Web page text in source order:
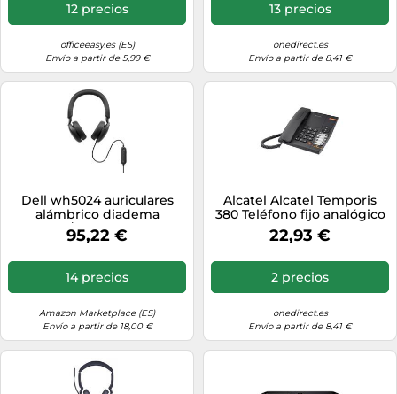
12 precios
officeeasy.es (ES)
Envío a partir de 5,99 €
13 precios
onedirect.es
Envío a partir de 8,41 €
Dell wh5024 auriculares
alámbrico diadema
llamadas/música usb tipo c
95,22 €
14 precios
Amazon Marketplace (ES)
Envío a partir de 18,00 €
Alcatel Alcatel Temporis
380 Teléfono fijo analógico
con manos libres y toma
para auricular
22,93 €
2 precios
onedirect.es
Envío a partir de 8,41 €